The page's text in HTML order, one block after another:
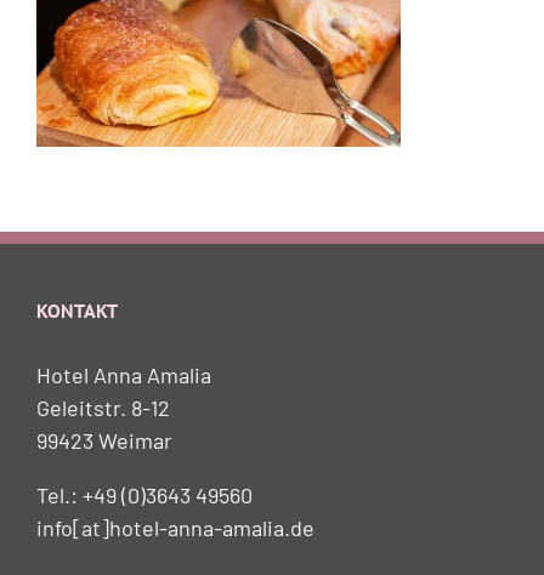
KONTAKT
Hotel Anna Amalia
Geleitstr. 8-12
99423 Weimar
Tel.: +49 (0)3643 49560
info[at]hotel-anna-amalia.de